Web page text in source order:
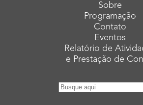
Sobre
Programação
Contato
Eventos
Relatório de
e Prestação de